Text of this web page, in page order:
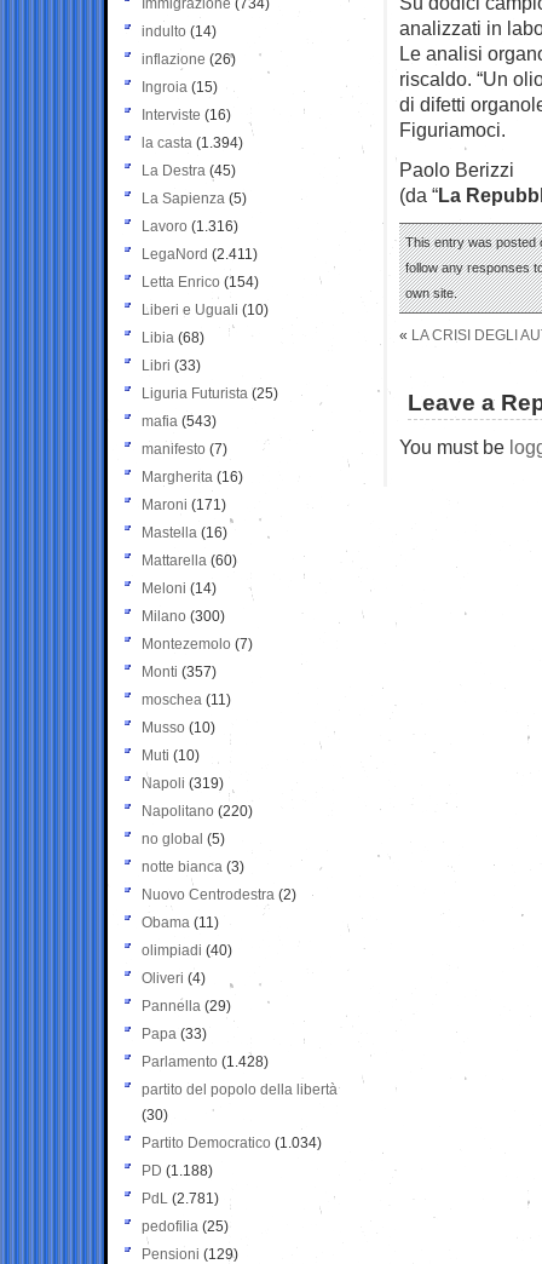
analizzati in
Le analisi
riscaldo. “Un
di difetti
Figuriamoci.
Paolo Berizzi
(da “La
This entry was posted
follow any responses
own site.
« LA CRISI DEGLI
Leave a
You must be
Immigrazione (734)
indulto (14)
inflazione (26)
Ingroia (15)
Interviste (16)
la casta (1.394)
La Destra (45)
La Sapienza (5)
Lavoro (1.316)
LegaNord (2.411)
Letta Enrico (154)
Liberi e Uguali (10)
Libia (68)
Libri (33)
Liguria Futurista (25)
mafia (543)
manifesto (7)
Margherita (16)
Maroni (171)
Mastella (16)
Mattarella (60)
Meloni (14)
Milano (300)
Montezemolo (7)
Monti (357)
moschea (11)
Musso (10)
Muti (10)
Napoli (319)
Napolitano (220)
no global (5)
notte bianca (3)
Nuovo Centrodestra (2)
Obama (11)
olimpiadi (40)
Oliveri (4)
Pannella (29)
Papa (33)
Parlamento (1.428)
partito del popolo della libertà
(30)
Partito Democratico (1.034)
PD (1.188)
PdL (2.781)
pedofilia (25)
Pensioni (129)